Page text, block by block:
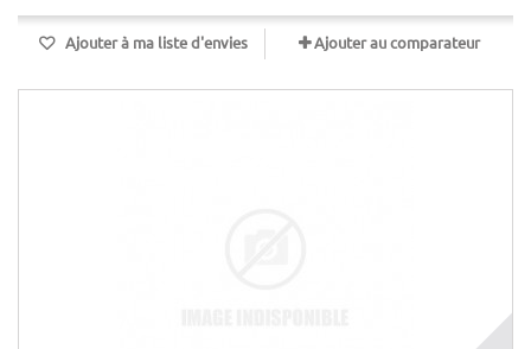
Ajouter à ma liste d'envies Ajouter au comparateur